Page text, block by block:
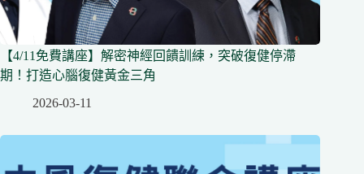
【4/11免費講座】解密神經回饋訓練，突破復健停滯
期！打造心腦復健黃金三角
2026-03-11